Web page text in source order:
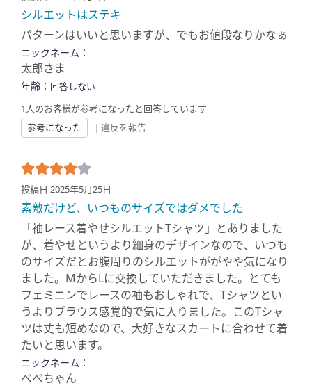
シルエットはステキ
パターンはいいと思いますが、でもお値段なりかなぁ
ニックネーム：
太郎さま
年齢： 回答しない
1人のお客様が参考になったと回答しています
参考になった
| 違反を報告
投稿日 2025年5月25日
素敵だけど、いつものサイズではダメでした
「袖レース着やせシルエットTシャツ」とありました
が、着やせというより細身のデザインなので、いつも
のサイズだとお腹周りのシルエットががやや気になり
ました。MからLに交換していただきました。とても
フェミニンでレースの袖もおしゃれで、Tシャツとい
うよりブラウス感覚的で気に入りました。このTシャ
ツは丈も短めなので、大好きなスカートに合わせて着
たいと思います。
ニックネーム：
べべちゃん